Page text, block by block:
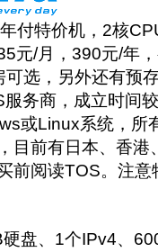
付特价机，2核
元/月，390元/年
选，另外还有预
务商，成立时间
或Linux系统，所
目前有日本、香港
前阅读TOS。注
盘、1个IPv4、